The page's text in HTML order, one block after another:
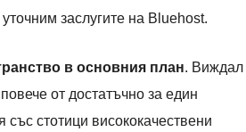
заслугите на Bluehost.
в основния план. Виждал
от достатъчно за един
със стотици висококачествени